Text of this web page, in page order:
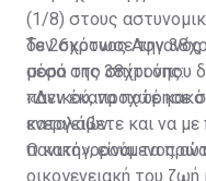
(1/8) στους
δεν σκότωσε την
μέσα στο σπίτι όπου
πανικού, προχώρησε
ενεργειών.
Το 26χρονος Αφγανός
σορό της 38χρονης:
«Δεν έκανα ποτέ
καταλάβετε και να
πανικό», είναι τα
Ο κατηγορούμενος
οικογενειακή του